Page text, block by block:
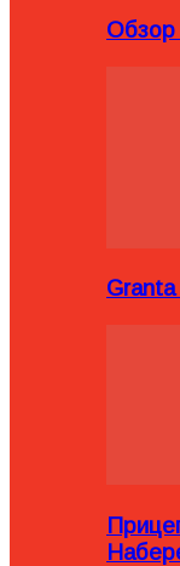
Обзор